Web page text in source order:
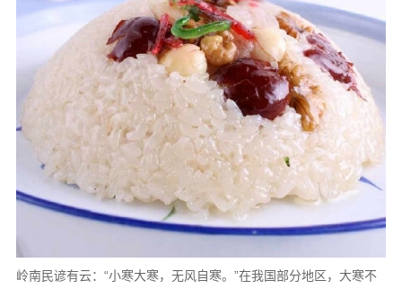
岭南民谚有云：“小寒大寒，无风自寒。”在我国部分地区，大寒不